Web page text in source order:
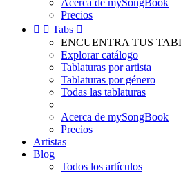
Acerca de mySongBook
Precios
  Tabs 
ENCUENTRA TUS
Explorar catálogo
Tablaturas por artista
Tablaturas por género
Todas las tablaturas
Acerca de mySongBook
Precios
Artistas
Blog
Todos los artículos